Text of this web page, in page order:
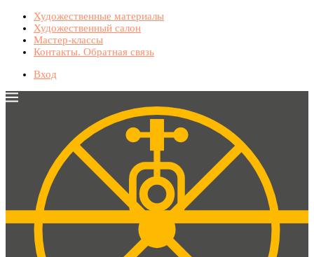
Художественные материалы
Художественный салон
Мастер-классы
Контакты. Обратная связь
Вход